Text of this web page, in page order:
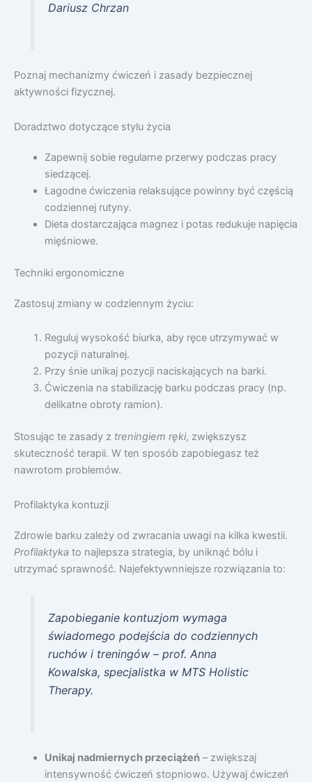
Dariusz Chrzan
Poznaj mechanizmy ćwiczeń i zasady bezpiecznej
aktywności fizycznej.
Doradztwo dotyczące stylu życia
Zapewnij sobie regularne przerwy podczas pracy
siedzącej.
Łagodne ćwiczenia relaksujące powinny być częścią
codziennej rutyny.
Dieta dostarczająca magnez i potas redukuje napięcia
mięśniowe.
Techniki ergonomiczne
Zastosuj zmiany w codziennym życiu:
Reguluj wysokość biurka, aby ręce utrzymywać w
pozycji naturalnej.
Przy śnie unikaj pozycji naciskających na barki.
Ćwiczenia na stabilizację barku podczas pracy (np.
delikatne obroty ramion).
Stosując te zasady z treningiem ręki, zwiększysz
skuteczność terapii. W ten sposób zapobiegasz też
nawrotom problemów.
Profilaktyka kontuzji
Zdrowie barku zależy od zwracania uwagi na kilka kwestii.
Profilaktyka to najlepsza strategia, by uniknąć bólu i
utrzymać sprawność. Najefektywnniejsze rozwiązania to:
Zapobieganie kontuzjom wymaga
świadomego podejścia do codziennych
ruchów i treningów – prof. Anna
Kowalska, specjalistka w MTS Holistic
Therapy.
Unikaj nadmiernych przeciążeń – zwiększaj
intensywność ćwiczeń stopniowo. Używaj ćwiczeń